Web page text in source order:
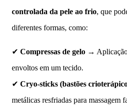
controlada da pele ao frio, que
diferentes formas, como:
✔ Compressas de gelo →
envoltos em um tecido.
✔ Cryo-sticks (bastões
metálicas resfriadas para massagem